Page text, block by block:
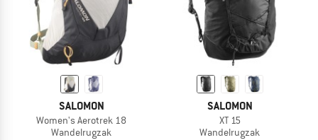
SALOMON
Women's Aerotrek 18
Wandelrugzak
SALOMON
XT 15
Wandelrugzak